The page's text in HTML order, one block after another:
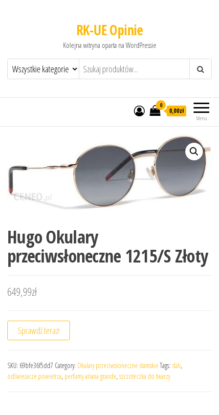
RK-UE Opinie
Kolejna witryna oparta na WordPressie
Menu
0
0,00zł
Hugo Okulary
przeciwsłoneczne 1215/S Złoty
649,99zł
Sprawdź teraz!
SKU: 69bfe36f5dd7 Category: Okulary przeciwsłoneczne damskie Tags: dali,
odświeżacze powietrza, perfumy ariana grande, szczoteczka do twarzy